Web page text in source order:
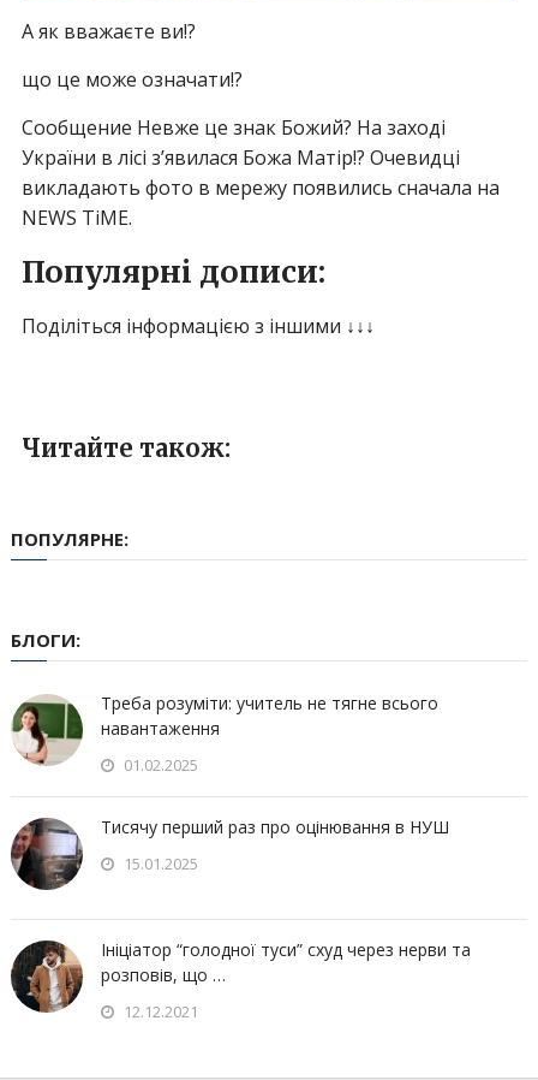
А як вважаєте ви!?
що це може означати!?
Сообщение Невже це знак Божий? На заході
України в лісі з’явилася Божа Матір!? Очевидці
викладають фото в мережу появились сначала на
NEWS TiME.
Популярні дописи:
Поділіться інформацією з іншими ↓↓↓
Читайте також:
ПОПУЛЯРНЕ:
БЛОГИ:
Треба розуміти: учитель не тягне всього
навантаження
01.02.2025
Тисячу перший раз про оцінювання в НУШ
15.01.2025
Ініціатор “голодної туси” схуд через нерви та
розповів, що …
12.12.2021